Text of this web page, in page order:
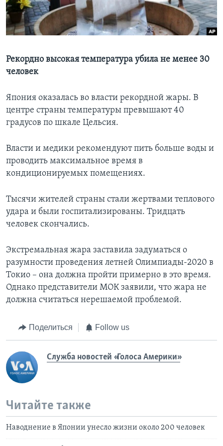
Learning English
Рекордно высокая температура убила не менее 30
человек
Япония оказалась во власти рекордной жары. В
центре страны температуры превышают 40
градусов по шкале Цельсия.
Власти и медики рекомендуют пить больше воды и
проводить максимальное время в
кондиционируемых помещениях.
Тысячи жителей страны стали жертвами теплового
удара и были госпитализированы. Тридцать
человек скончались.
Экстремальная жара заставила задуматься о
разумности проведения летней Олимпиады-2020 в
Токио – она должна пройти примерно в это время.
Однако представители МОК заявили, что жара не
должна считаться нерешаемой проблемой.
Поделиться Follow us
Служба новостей «Голоса Америки»
Читайте также
Наводнение в Японии унесло жизни около 200 человек